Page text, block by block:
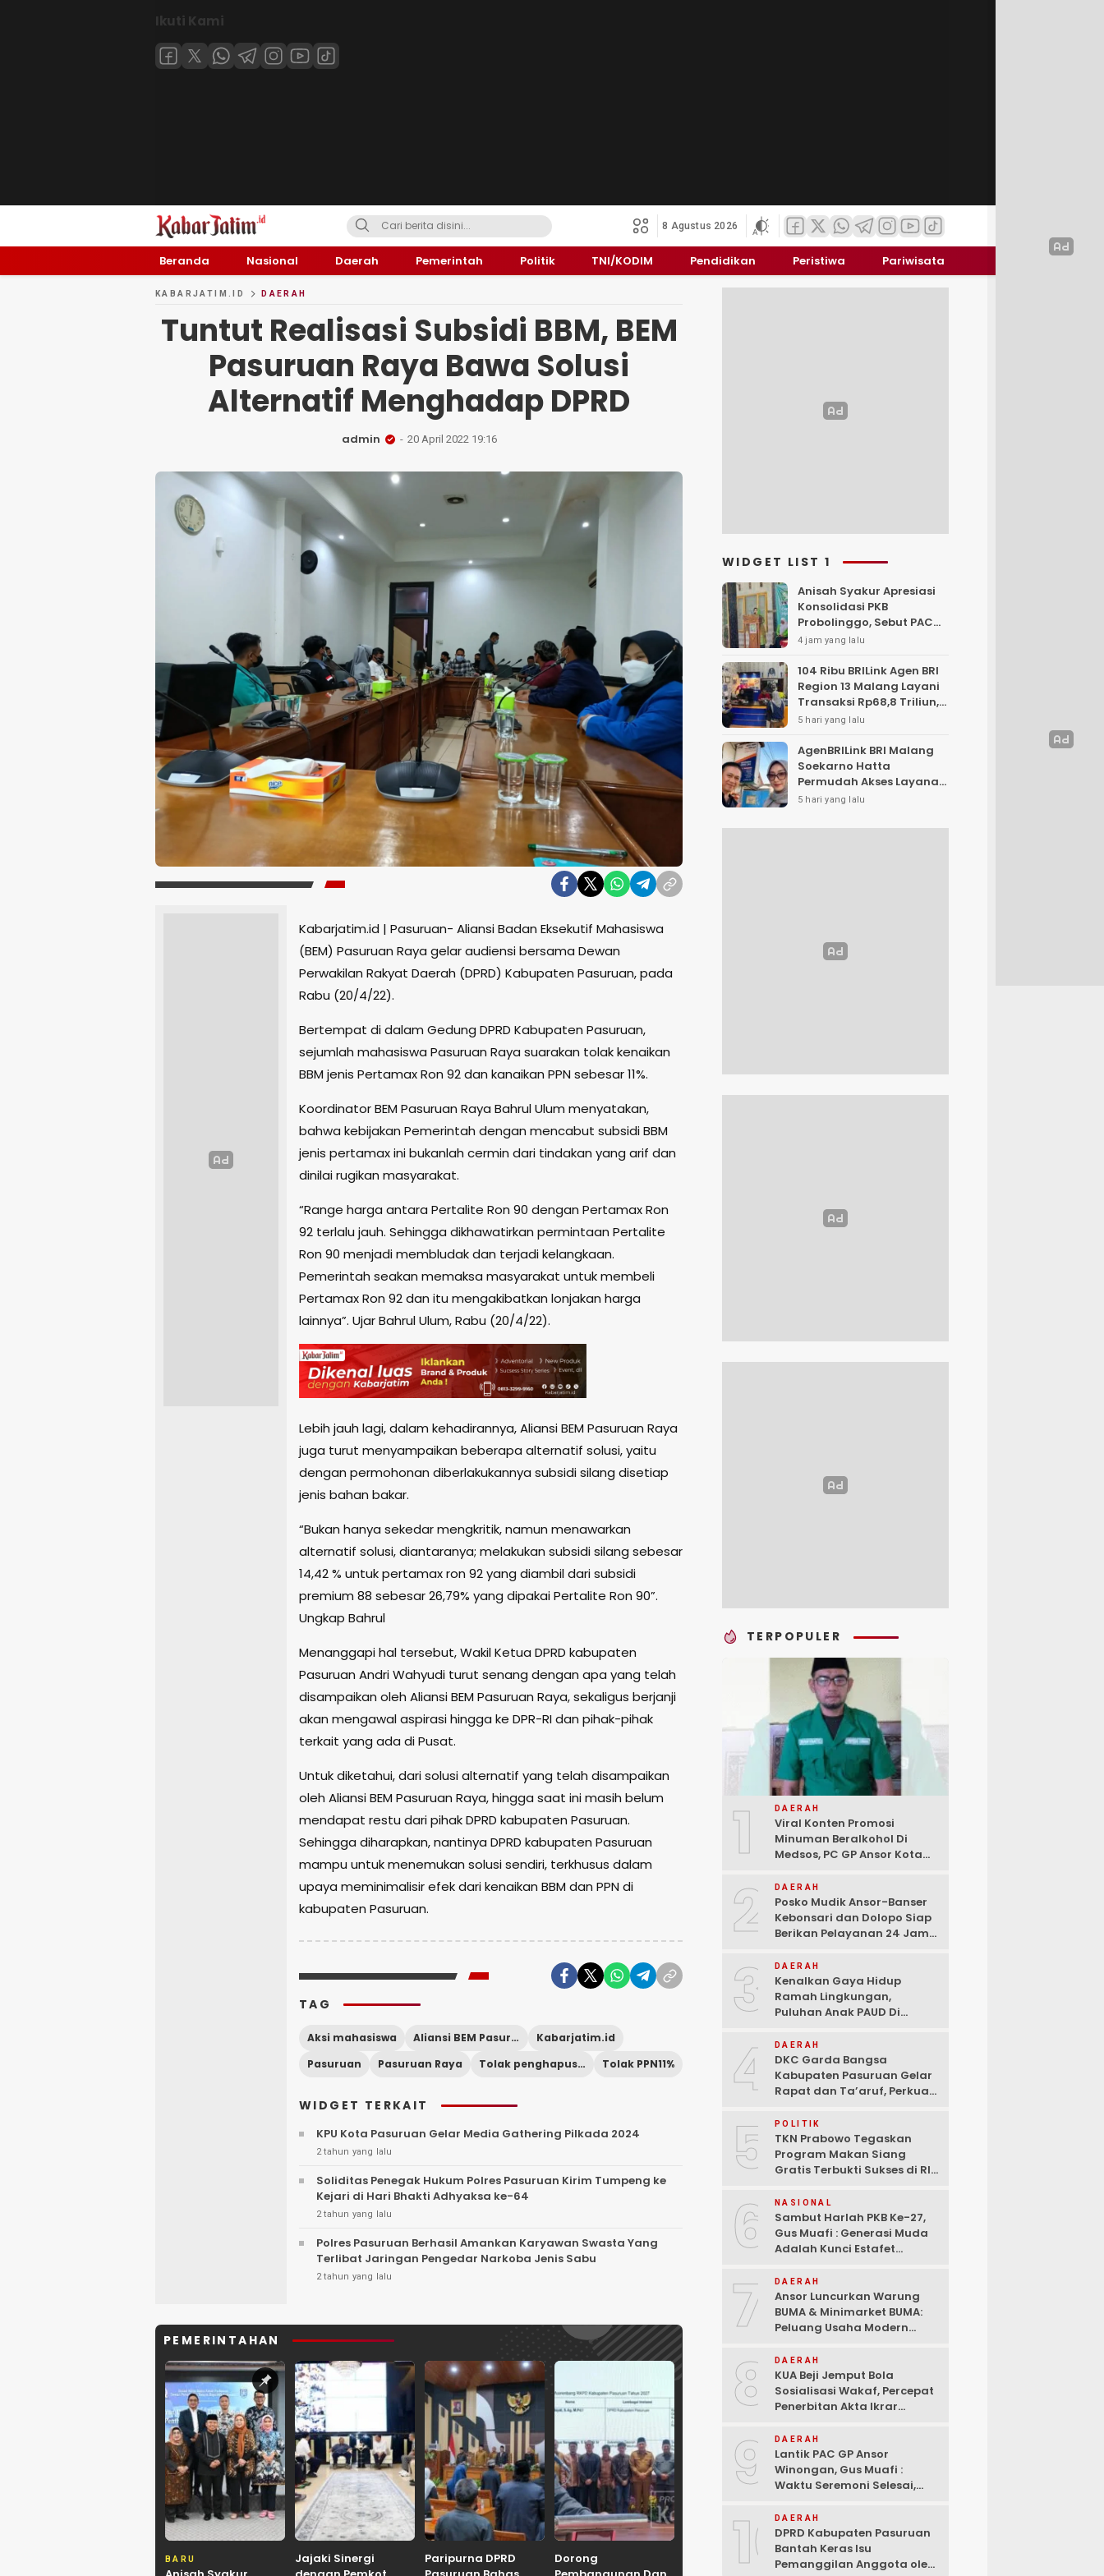
Ikuti Kami
KABARJATIM.id
Kabar Jawa timuran
8 Agustus 2026
Beranda Nasional Daerah Pemerintah Politik TNI/KODIM Pendidikan Peristiwa Pariwisata
KABARJATIM.ID DAERAH
Tuntut Realisasi Subsidi BBM, BEM
Pasuruan Raya Bawa Solusi
Alternatif Menghadap DPRD
admin 20 April 2022 19:16
Kabarjatim.id | Pasuruan- Aliansi Badan Eksekutif Mahasiswa
(BEM) Pasuruan Raya gelar audiensi bersama Dewan
Perwakilan Rakyat Daerah (DPRD) Kabupaten Pasuruan, pada
Rabu (20/4/22).
Bertempat di dalam Gedung DPRD Kabupaten Pasuruan,
sejumlah mahasiswa Pasuruan Raya suarakan tolak kenaikan
BBM jenis Pertamax Ron 92 dan kanaikan PPN sebesar 11%.
Koordinator BEM Pasuruan Raya Bahrul Ulum menyatakan,
bahwa kebijakan Pemerintah dengan mencabut subsidi BBM
jenis pertamax ini bukanlah cermin dari tindakan yang arif dan
dinilai rugikan masyarakat.
“Range harga antara Pertalite Ron 90 dengan Pertamax Ron
92 terlalu jauh. Sehingga dikhawatirkan permintaan Pertalite
Ron 90 menjadi membludak dan terjadi kelangkaan.
Pemerintah seakan memaksa masyarakat untuk membeli
Pertamax Ron 92 dan itu mengakibatkan lonjakan harga
lainnya”. Ujar Bahrul Ulum, Rabu (20/4/22).
Lebih jauh lagi, dalam kehadirannya, Aliansi BEM Pasuruan Raya
juga turut menyampaikan beberapa alternatif solusi, yaitu
dengan permohonan diberlakukannya subsidi silang disetiap
jenis bahan bakar.
“Bukan hanya sekedar mengkritik, namun menawarkan
alternatif solusi, diantaranya; melakukan subsidi silang sebesar
14,42 % untuk pertamax ron 92 yang diambil dari subsidi
premium 88 sebesar 26,79% yang dipakai Pertalite Ron 90”.
Ungkap Bahrul
Menanggapi hal tersebut, Wakil Ketua DPRD kabupaten
Pasuruan Andri Wahyudi turut senang dengan apa yang telah
disampaikan oleh Aliansi BEM Pasuruan Raya, sekaligus berjanji
akan mengawal aspirasi hingga ke DPR-RI dan pihak-pihak
terkait yang ada di Pusat.
Untuk diketahui, dari solusi alternatif yang telah disampaikan
oleh Aliansi BEM Pasuruan Raya, hingga saat ini masih belum
mendapat restu dari pihak DPRD kabupaten Pasuruan.
Sehingga diharapkan, nantinya DPRD kabupaten Pasuruan
mampu untuk menemukan solusi sendiri, terkhusus dalam
upaya meminimalisir efek dari kenaikan BBM dan PPN di
kabupaten Pasuruan.
TAG
Aksi mahasiswa Aliansi BEM Pasuruan Raya
Kabarjatim.id
Pasuruan
Pasuruan Raya Tolak penghapusan subsidi BBM Tolak PPN11%
WIDGET TERKAIT
KPU Kota Pasuruan Gelar Media Gathering Pilkada 2024
2 tahun yang lalu
Soliditas Penegak Hukum Polres Pasuruan Kirim Tumpeng ke
Kejari di Hari Bhakti Adhyaksa ke-64
2 tahun yang lalu
Polres Pasuruan Berhasil Amankan Karyawan Swasta Yang
Terlibat Jaringan Pengedar Narkoba Jenis Sabu
2 tahun yang lalu
PEMERINTAHAN
BARU
Jajaki Sinergi
Paripurna DPRD
Dorong
WIDGET LIST 1
Anisah Syakur Apresiasi
Konsolidasi PKB
Probolinggo, Sebut PAC
Garda Terdepan
Rakyat
4 jam yang lalu
104 Ribu BRILink Agen BRI
Region 13 Malang Layani
Transaksi Rp68,8 Triliun,
Perkuat Akses Keuangan
5 hari yang lalu
AgenBRILink BRI Malang
Soekarno Hatta
Permudah Akses Layanan
Keuangan Masyarakat
5 hari yang lalu
TERPOPULER
1 DAERAH
Viral Konten Promosi
Minuman Beralkohol Di
Medsos, PC GP Ansor Kota
Kota Dan Aparat Bertindak
Tegas!
2 DAERAH
Posko Mudik Ansor-Banser
Kebonsari dan Dolopo Siap
Berikan Pelayanan 24 Jam
3 DAERAH
Kenalkan Gaya Hidup
Ramah Lingkungan,
Puluhan Anak PAUD Di
Sampah
4 DAERAH
DKC Garda Bangsa
Kabupaten Pasuruan Gelar
Rapat dan Ta’aruf, Perkuat
Teknologi Dan Ekonomi
Kreatif
5 POLITIK
TKN Prabowo Tegaskan
Program Makan Siang
Gratis Terbukti Sukses di RI-
6 NASIONAL
Sambut Harlah PKB Ke-27,
Gus Muafi : Generasi Muda
Adalah Kunci Estafet
Kebangkitan
7 DAERAH
Ansor Luncurkan Warung
BUMA & Minimarket BUMA:
Peluang Usaha Modern
dan Bank Mandiri
8 DAERAH
KUA Beji Jemput Bola
Sosialisasi Wakaf, Percepat
Penerbitan Akta Ikrar
9 DAERAH
Lantik PAC GP Ansor
Winongan, Gus Muafi :
Waktu Seremoni Selesai,
10DAERAH
DPRD Kabupaten Pasuruan
Bantah Keras Isu
Pemanggilan Anggota oleh